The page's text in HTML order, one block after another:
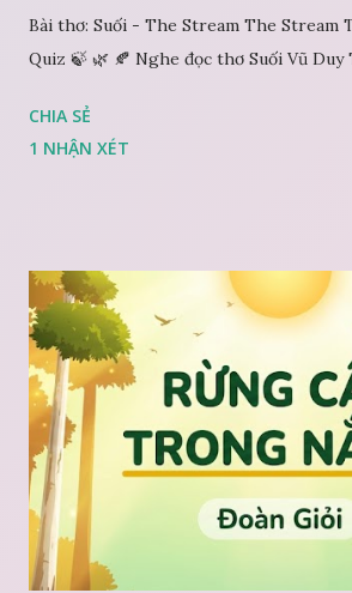
Bài thơ: Suối - The Stream The Stream
Quiz 🍃 🌿 🍂 Nghe đọc thơ Suối Vũ Duy
CHIA SẺ
1 NHẬN XÉT